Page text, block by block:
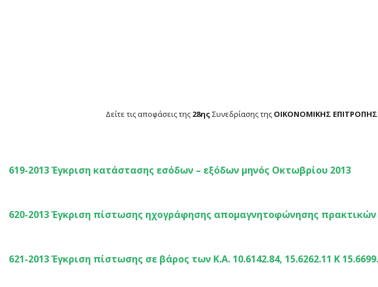
Δείτε τις αποφάσεις της28ης Συνεδρίασης της ΟΙΚΟΝΟΜΙΚΗΣ ΕΠΙΤΡΟΠΗΣ
619-2013 Έγκριση κατάστασης εσόδων – εξόδων μηνός Οκτωβρίου 2013
620-2013 Έγκριση πίστωσης ηχογράφησης απομαγνητοφώνησης πρακτικών
621-2013 Έγκριση πίστωσης σε βάρος των Κ.Α. 10.6142.84, 15.6262.11 Κ